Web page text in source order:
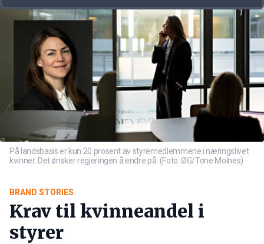
På landsbasis er kun 20 prosent av styremedlemmene i næringslivet
kvinner. Det ønsker regjeringen å endre på. (Foto: ØG/Tone Molnes)
BRAND STORIES
Krav til kvinneandel i
styrer